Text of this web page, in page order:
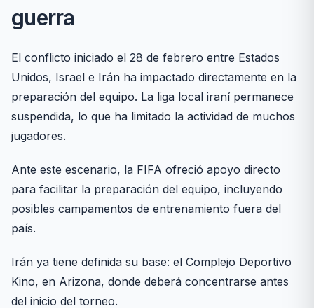
guerra
El conflicto iniciado el 28 de febrero entre Estados
Unidos, Israel e Irán ha impactado directamente en la
preparación del equipo. La liga local iraní permanece
suspendida, lo que ha limitado la actividad de muchos
jugadores.
Ante este escenario, la FIFA ofreció apoyo directo
para facilitar la preparación del equipo, incluyendo
posibles campamentos de entrenamiento fuera del
país.
Irán ya tiene definida su base: el Complejo Deportivo
Kino, en Arizona, donde deberá concentrarse antes
del inicio del torneo.